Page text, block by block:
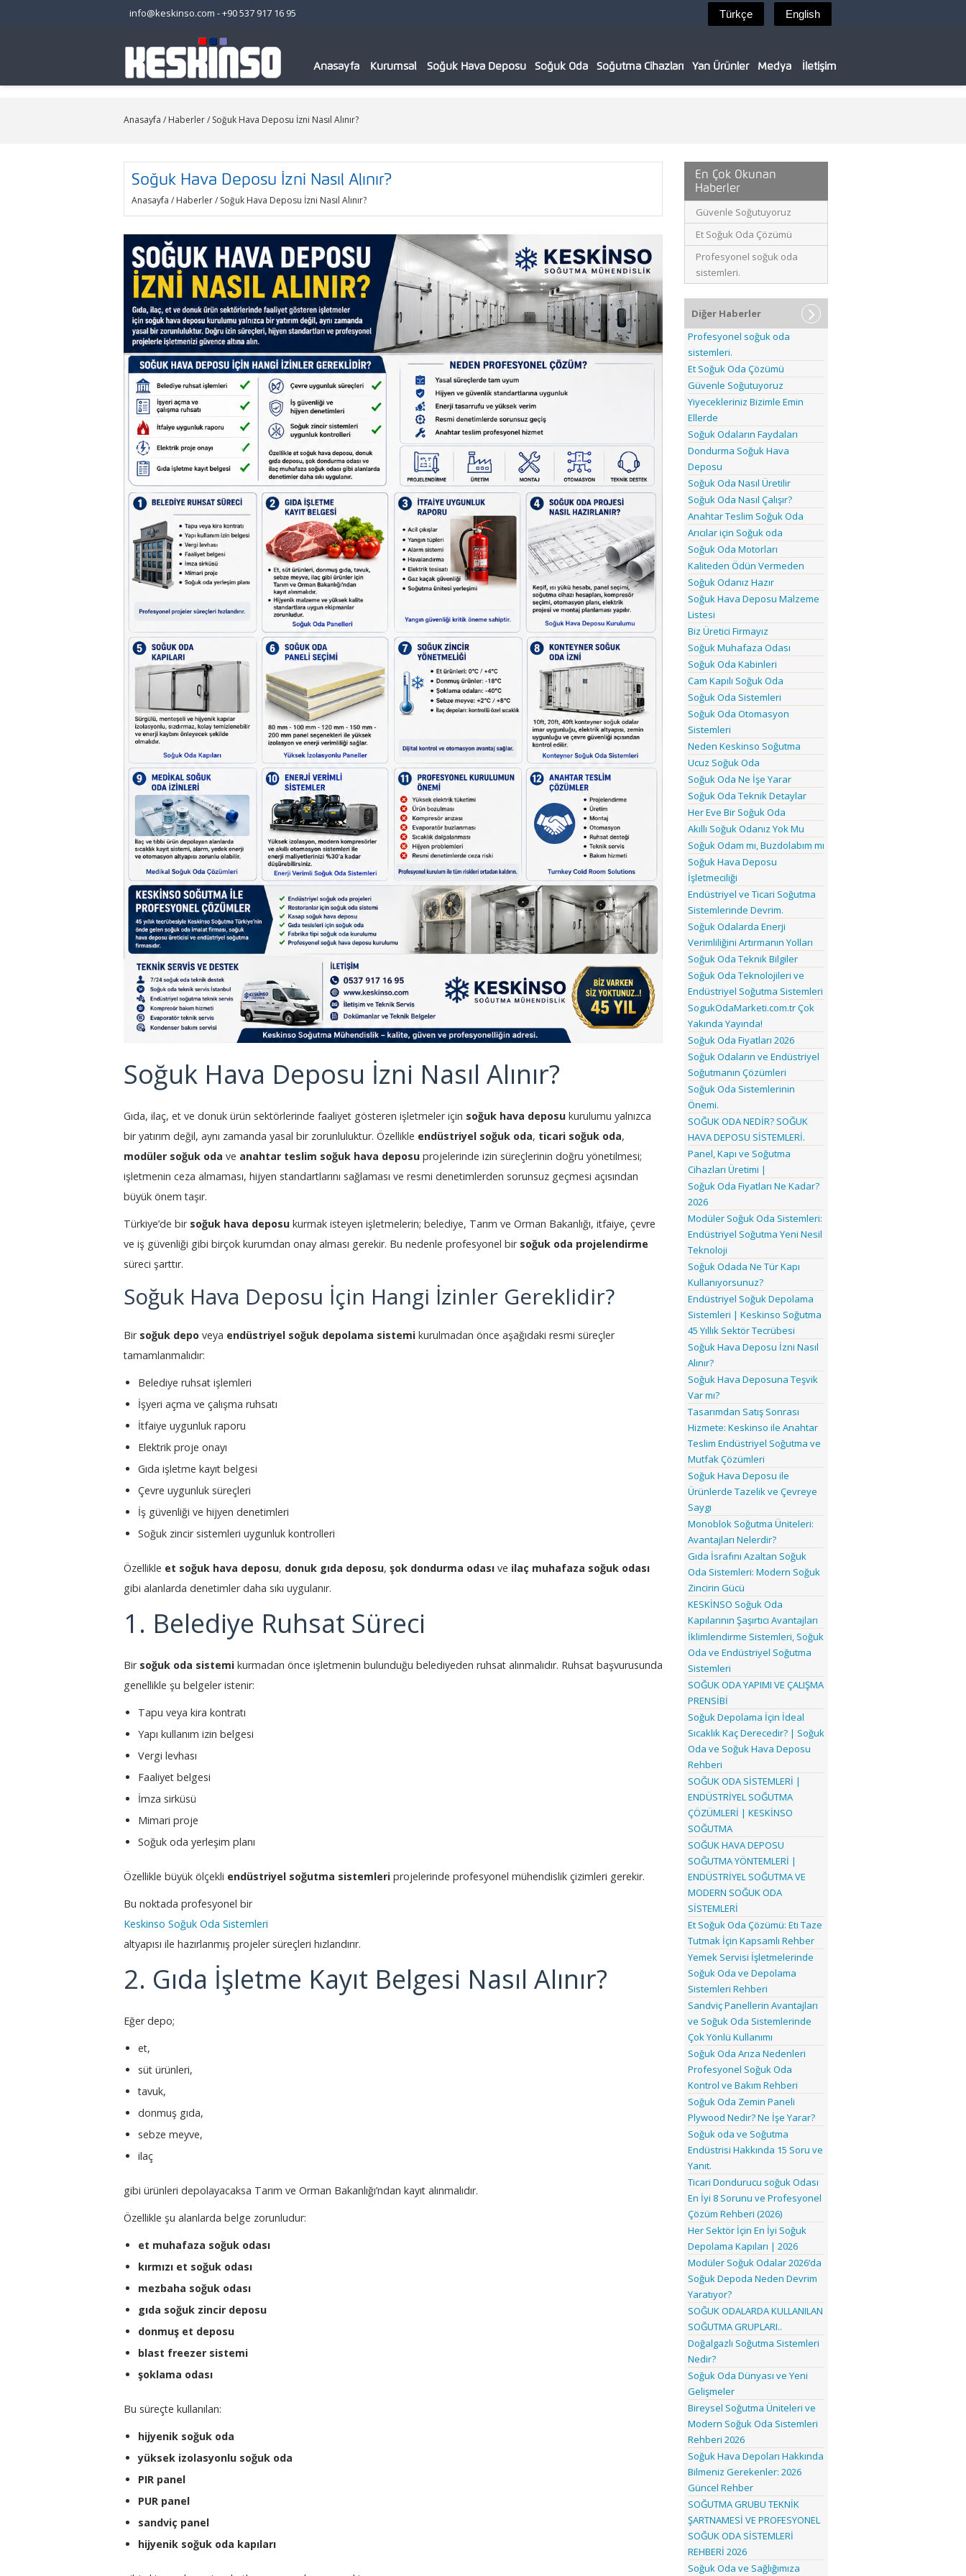
info@keskinso.com -+90 537 917 16 95
Anasayfa Kurumsal Soğuk Hava Deposu Soğuk Oda Soğutma Cihazları Yan Ürünler Medya İletişim
Anasayfa / Haberler/ Soğuk Hava Deposu İzni Nasıl Alınır?
Soğuk Hava Deposu İzni Nasıl Alınır?
Anasayfa / Haberler/ Soğuk Hava Deposu İzni Nasıl Alınır?
Soğuk Hava Deposu İzni Nasıl Alınır?
Gıda, ilaç, et ve donuk ürün sektörlerinde faaliyet gösteren işletmeler için soğuk hava deposu kurulumu yalnızca
bir yatırım değil, aynı zamanda yasal bir zorunluluktur. Özellikle endüstriyel soğuk oda, ticari soğuk oda,
modüler soğuk oda ve anahtar teslim soğuk hava deposu projelerinde izin süreçlerinin doğru yönetilmesi;
işletmenin ceza almaması, hijyen standartlarını sağlaması ve resmi denetimlerden sorunsuz geçmesi açısından
büyük önem taşır.
Türkiye’de bir soğuk hava deposu kurmak isteyen işletmelerin; belediye, Tarım ve Orman Bakanlığı, itfaiye, çevre
ve iş güvenliği gibi birçok kurumdan onay alması gerekir. Bu nedenle profesyonel bir soğuk oda projelendirme
süreci şarttır.
Soğuk Hava Deposu İçin Hangi İzinler Gereklidir?
Bir soğuk depo veya endüstriyel soğuk depolama sistemi kurulmadan önce aşağıdaki resmi süreçler
tamamlanmalıdır:
Belediye ruhsat işlemleri
İşyeri açma ve çalışma ruhsatı
İtfaiye uygunluk raporu
Elektrik proje onayı
Gıda işletme kayıt belgesi
Çevre uygunluk süreçleri
İş güvenliği ve hijyen denetimleri
Soğuk zincir sistemleri uygunluk kontrolleri
Özellikle et soğuk hava deposu, donuk gıda deposu, şok dondurma odası ve ilaç muhafaza soğuk odası
gibi alanlarda denetimler daha sıkı uygulanır.
1. Belediye Ruhsat Süreci
Bir soğuk oda sistemi kurmadan önce işletmenin bulunduğu belediyeden ruhsat alınmalıdır. Ruhsat başvurusunda
genellikle şu belgeler istenir:
Tapu veya kira kontratı
Yapı kullanım izin belgesi
Vergi levhası
Faaliyet belgesi
İmza sirküsü
Mimari proje
Soğuk oda yerleşim planı
Özellikle büyük ölçekli endüstriyel soğutma sistemleri projelerinde profesyonel mühendislik çizimleri gerekir.
Bu noktada profesyonel bir
Keskinso Soğuk Oda Sistemleri
altyapısı ile hazırlanmış projeler süreçleri hızlandırır.
2. Gıda İşletme Kayıt Belgesi Nasıl Alınır?
Eğer depo;
et,
süt ürünleri,
tavuk,
donmuş gıda,
sebze meyve,
ilaç
gibi ürünleri depolayacaksa Tarım ve Orman Bakanlığı’ndan kayıt alınmalıdır.
Özellikle şu alanlarda belge zorunludur:
et muhafaza soğuk odası
kırmızı et soğuk odası
mezbaha soğuk odası
gıda soğuk zincir deposu
donmuş et deposu
blast freezer sistemi
şoklama odası
Bu süreçte kullanılan:
hijyenik soğuk oda
yüksek izolasyonlu soğuk oda
PIR panel
PUR panel
sandviç panel
hijyenik soğuk oda kapıları
En Çok Okunan
Haberler
Güvenle Soğutuyoruz
Et Soğuk Oda Çözümü
Profesyonel soğuk oda
sistemleri.
Diğer Haberler
Profesyonel soğuk oda
sistemleri.
Et Soğuk Oda Çözümü
Güvenle Soğutuyoruz
Yiyecekleriniz Bizimle Emin
Ellerde
Soğuk Odaların Faydaları
Dondurma Soğuk Hava
Deposu
Soğuk Oda Nasıl Üretilir
Soğuk Oda Nasıl Çalışır?
Anahtar Teslim Soğuk Oda
Arıcılar için Soğuk oda
Soğuk Oda Motorları
Kaliteden Ödün Vermeden
Soğuk Odanız Hazır
Soğuk Hava Deposu Malzeme
Listesi
Biz Üretici Firmayız
Soğuk Muhafaza Odası
Soğuk Oda Kabinleri
Cam Kapılı Soğuk Oda
Soğuk Oda Sistemleri
Soğuk Oda Otomasyon
Sistemleri
Neden Keskinso Soğutma
Ucuz Soğuk Oda
Soğuk Oda Ne İşe Yarar
Soğuk Oda Teknik Detaylar
Her Eve Bir Soğuk Oda
Akıllı Soğuk Odanız Yok Mu
Soğuk Odam mı, Buzdolabım mı
Soğuk Hava Deposu
İşletmeciliği
Endüstriyel ve Ticari Soğutma
Sistemlerinde Devrim.
Soğuk Odalarda Enerji
Verimliliğini Artırmanın Yolları
Soğuk Oda Teknik Bilgiler
Soğuk Oda Teknolojileri ve
Endüstriyel Soğutma Sistemleri
SogukOdaMarketi.com.tr Çok
Yakında Yayında!
Soğuk Oda Fiyatları 2026
Soğuk Odaların ve Endüstriyel
Soğutmanın Çözümleri
Soğuk Oda Sistemlerinin
Önemi.
SOĞUK ODA NEDİR? SOĞUK
HAVA DEPOSU SİSTEMLERİ.
Panel, Kapı ve Soğutma
Cihazları Üretimi |
Soğuk Oda Fiyatları Ne Kadar?
2026
Modüler Soğuk Oda Sistemleri:
Endüstriyel Soğutma Yeni Nesil
Teknoloji
Soğuk Odada Ne Tür Kapı
Kullanıyorsunuz?
Endüstriyel Soğuk Depolama
Sistemleri | Keskinso Soğutma
45 Yıllık Sektör Tecrübesi
Soğuk Hava Deposu İzni Nasıl
Alınır?
Soğuk Hava Deposuna Teşvik
Var mı?
Tasarımdan Satış Sonrası
Hizmete: Keskinso ile Anahtar
Teslim Endüstriyel Soğutma ve
Mutfak Çözümleri
Soğuk Hava Deposu ile
Ürünlerde Tazelik ve Çevreye
Saygı
Monoblok Soğutma Üniteleri:
Avantajları Nelerdir?
Gıda İsrafını Azaltan Soğuk
Oda Sistemleri: Modern Soğuk
Zincirin Gücü
KESKİNSO Soğuk Oda
Kapılarının Şaşırtıcı Avantajları
İklimlendirme Sistemleri, Soğuk
Oda ve Endüstriyel Soğutma
Sistemleri
SOĞUK ODA YAPIMI VE ÇALIŞMA
PRENSİBİ
Soğuk Depolama İçin İdeal
Sıcaklık Kaç Derecedir? | Soğuk
Oda ve Soğuk Hava Deposu
Rehberi
SOĞUK ODA SİSTEMLERİ |
ENDÜSTRİYEL SOĞUTMA
ÇÖZÜMLERİ | KESKİNSO
SOĞUTMA
SOĞUK HAVA DEPOSU
SOĞUTMA YÖNTEMLERİ |
ENDÜSTRİYEL SOĞUTMA VE
MODERN SOĞUK ODA
SİSTEMLERİ
Et Soğuk Oda Çözümü: Eti Taze
Tutmak İçin Kapsamlı Rehber
Yemek Servisi İşletmelerinde
Soğuk Oda ve Depolama
Sistemleri Rehberi
Sandviç Panellerin Avantajları
ve Soğuk Oda Sistemlerinde
Çok Yönlü Kullanımı
Soğuk Oda Arıza Nedenleri
Profesyonel Soğuk Oda
Kontrol ve Bakım Rehberi
Soğuk Oda Zemin Paneli
Plywood Nedir? Ne İşe Yarar?
Soğuk oda ve Soğutma
Endüstrisi Hakkında 15 Soru ve
Yanıt.
Ticari Dondurucu soğuk Odası
En İyi 8 Sorunu ve Profesyonel
Çözüm Rehberi (2026)
Her Sektör İçin En İyi Soğuk
Depolama Kapıları | 2026
Modüler Soğuk Odalar 2026’da
Soğuk Depoda Neden Devrim
Yaratıyor?
SOĞUK ODALARDA KULLANILAN
SOĞUTMA GRUPLARI..
Doğalgazlı Soğutma Sistemleri
Nedir?
Soğuk Oda Dünyası ve Yeni
Gelişmeler
Bireysel Soğutma Üniteleri ve
Modern Soğuk Oda Sistemleri
Rehberi 2026
Soğuk Hava Depoları Hakkında
Bilmeniz Gerekenler: 2026
Güncel Rehber
SOĞUTMA GRUBU TEKNİK
ŞARTNAMESİ VE PROFESYONEL
SOĞUK ODA SİSTEMLERİ
REHBERİ 2026
Soğuk Oda ve Sağlığımıza